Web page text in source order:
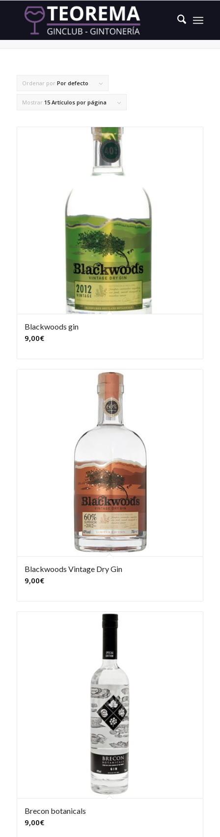
Raiz de florencia
Ordenar por Por defecto
Mostrar 15 Artículos por página
Blackwoods gin
9,00€
Blackwoods Vintage Dry Gin
9,00€
Brecon botanicals
9,00€